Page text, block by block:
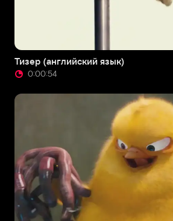
Тизер (английский язык)
0:00:54